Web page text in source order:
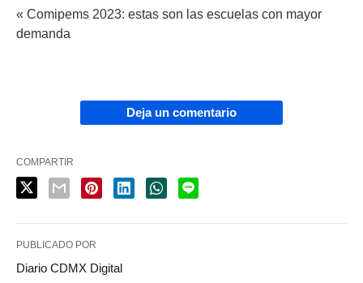
« Comipems 2023: estas son las escuelas con mayor
demanda
Deja un comentario
COMPARTIR
PUBLICADO POR
Diario CDMX Digital